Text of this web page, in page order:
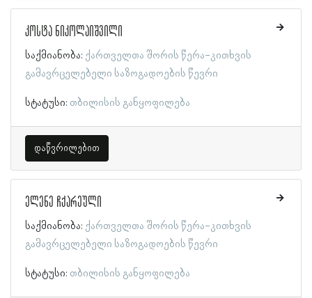
კოსტა ნიკოლაიშვილი
საქმიანობა: ქართველთა შორის წერა-კითხვის
გამავრცელებელი საზოგადოების წევრი
სტატუსი: თბილისის განყოფილება
დაწვრილებით
ელენე ჩქარეული
საქმიანობა: ქართველთა შორის წერა-კითხვის
გამავრცელებელი საზოგადოების წევრი
სტატუსი: თბილისის განყოფილება